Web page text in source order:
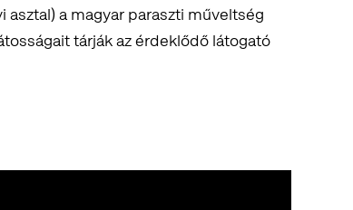
a magyar paraszti műveltség
tárják az érdeklődő látogató